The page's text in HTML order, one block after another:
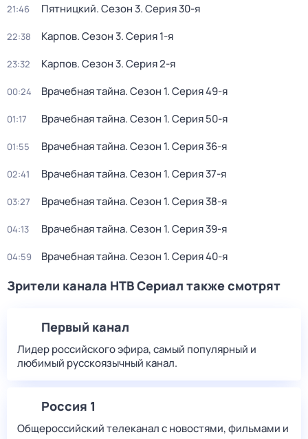
21:46 Пятницкий. Сезон 3. Серия 30-я
22:38 Карпов. Сезон 3. Серия 1-я
23:32 Карпов. Сезон 3. Серия 2-я
00:24 Врачебная тайна. Сезон 1. Серия 49-я
01:17 Врачебная тайна. Сезон 1. Серия 50-я
01:55 Врачебная тайна. Сезон 1. Серия 36-я
02:41 Врачебная тайна. Сезон 1. Серия 37-я
03:27 Врачебная тайна. Сезон 1. Серия 38-я
04:13 Врачебная тайна. Сезон 1. Серия 39-я
04:59 Врачебная тайна. Сезон 1. Серия 40-я
Зрители канала НТВ Сериал также смотрят
Первый канал
Лидер российского эфира, самый популярный и
любимый русскоязычный канал.
Россия 1
Общероссийский телеканал с новостями, фильмами и